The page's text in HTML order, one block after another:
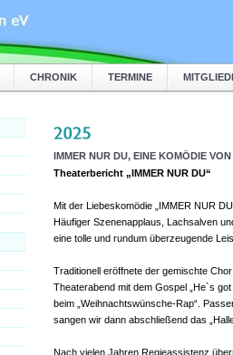
CHRONIK TERMINE
IMMER NUR DU, EINE KOMÖDIE
Theaterbericht „IMMER NUR DU“
Mit der Liebeskomödie „IMMER NUR
Häufiger Szenenapplaus, Lachsalven
eine tolle und rundum überzeugende
Traditionell eröffnete der gemischte
Theaterabend mit dem Gospel „He`s
beim „Weihnachtswünsche-Rap“.
sangen wir dann abschließend das
Nach vielen Jahren Regieassistenz